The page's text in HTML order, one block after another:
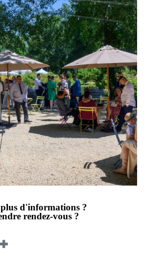
d'informations ?
rendez-vous ?